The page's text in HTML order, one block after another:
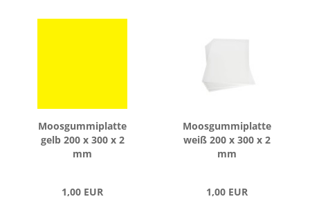
Moos­gum­mi­plat­te
gelb 200 x 300 x 2
mm
1,00 EUR
Moos­gum­mi­plat­te
weiß 200 x 300 x 2
mm
1,00 EUR